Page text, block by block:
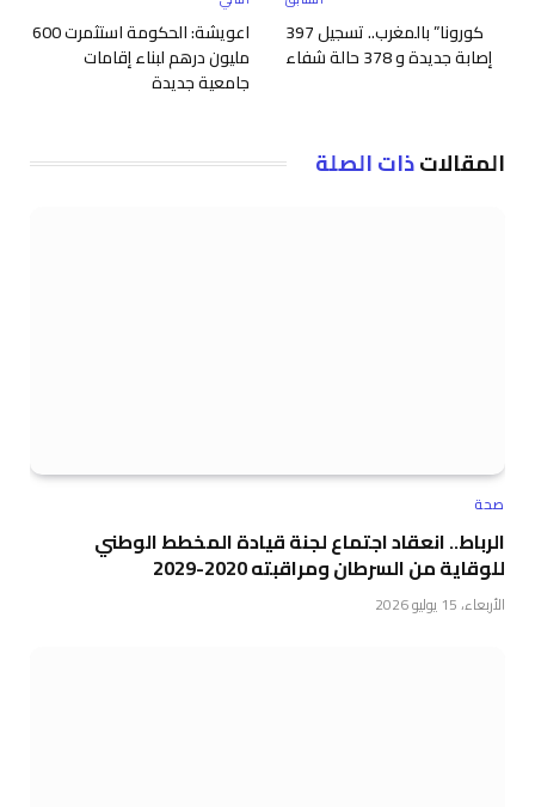
كورونا” بالمغرب.. تسجيل 397
إصابة جديدة و 378 حالة شفاء
اعويشة: الحكومة استثمرت 600
مليون درهم لبناء إقامات
جامعية جديدة
المقالاتذات الصلة
صحة
الرباط.. انعقاد اجتماع لجنة قيادة المخطط الوطني
للوقاية من السرطان ومراقبته 2020-2029
الأربعاء، 15 يوليو 2026